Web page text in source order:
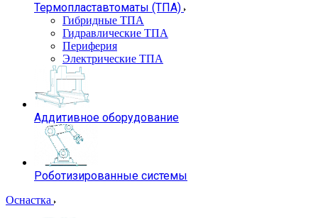
Термопластавтоматы (ТПА)
Гибридные ТПА
Гидравлические ТПА
Периферия
Электрические ТПА
Аддитивное оборудование
Роботизированные системы
Оснастка